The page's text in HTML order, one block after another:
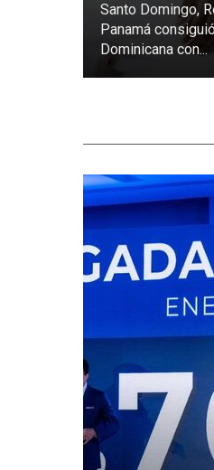
Santo Domingo,
Panamá
Dominicana con...